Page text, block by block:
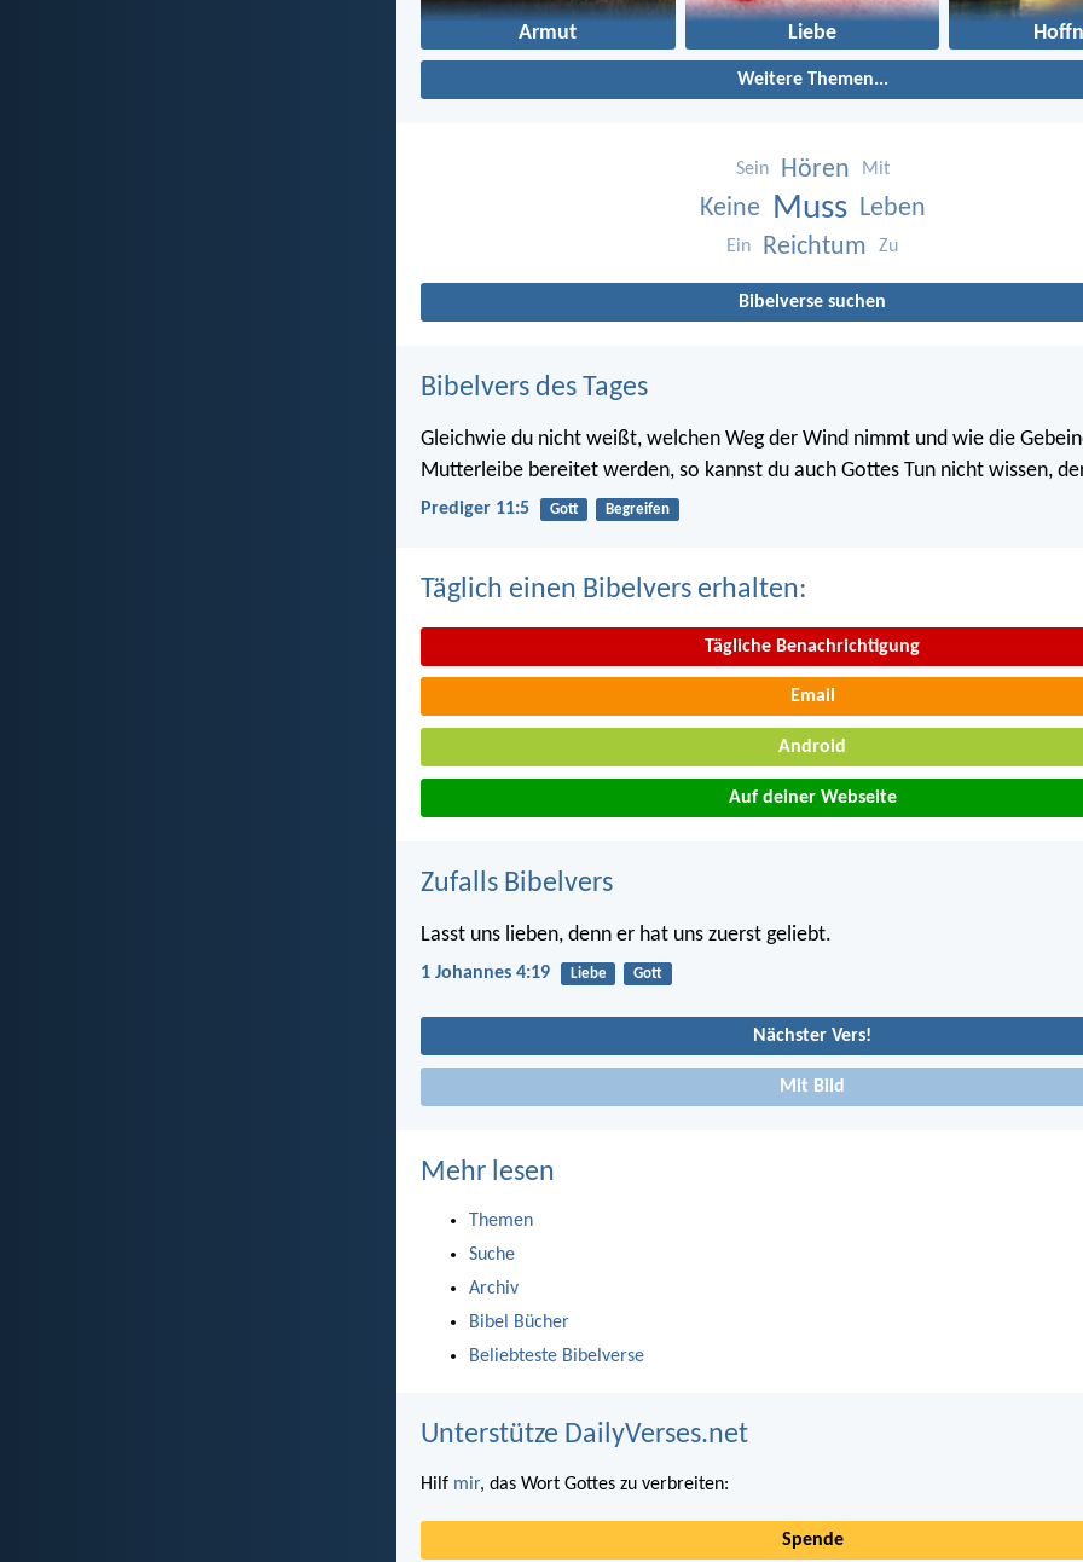
Armut Liebe
Weitere Themen...
Sein Hören Mit
Keine Muss Leben
Ein Reichtum Zu
Bibelverse suchen
Bibelvers des Tages
Gleichwie du nicht weißt, welchen Weg der Wind nimmt und wie die
Mutterleibe bereitet werden, so kannst du auch Gottes Tun nicht wissen,
Prediger 11:5 Gott Begreifen
Täglich einen Bibelvers erhalten:
Tägliche Benachrichtigung
Email
Android
Auf deiner Webseite
Zufalls Bibelvers
Lasst uns lieben, denn er hat uns zuerst geliebt.
1 Johannes 4:19 Liebe Gott
Nächster Vers!
Mit Bild
Mehr lesen
Themen
Suche
Archiv
Bibel Bücher
Beliebteste Bibelverse
Unterstütze DailyVerses.net
Hilf mir, das Wort Gottes zu verbreiten:
Spende